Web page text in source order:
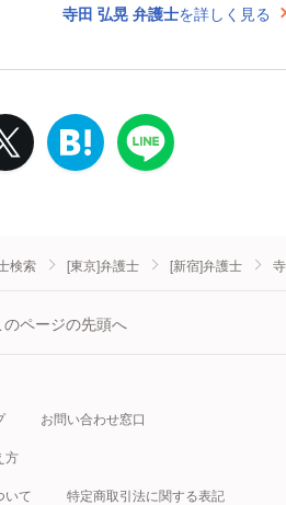
寺田 弘晃 弁護士を詳しく見る
検索 [東京]弁護士 [新宿]弁護士
のページの先頭へ
お問い合わせ窓口
方
いて 特定商取引法に関する表記